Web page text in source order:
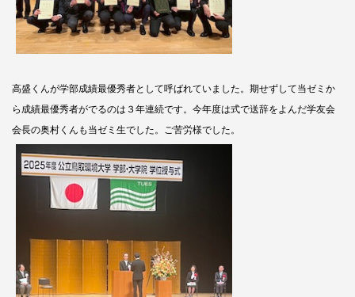
高盛くんが学部成績最優秀者として呼ばれていました。期せずして当ゼミか
ら成績最優秀者がでるのは３年連続です。今年度は式で送辞をよんだ学友会
会長の奥村くんも当ゼミ生でした。ご苦労様でした。